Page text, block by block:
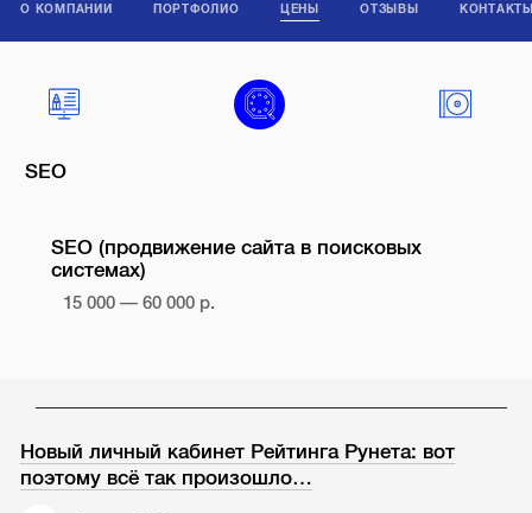
О КОМПАНИИ ПОРТФОЛИО ЦЕНЫ ОТЗЫВЫ
SEO
SEO (продвижение сайта в поисковых
системах)
15 000 — 60 000 р.
Новый личный кабинет Рейтинга Рунета: вот
поэтому всё так произошло…